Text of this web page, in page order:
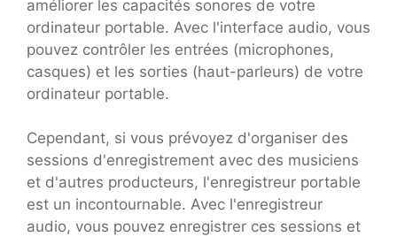
améliorer les capacités sonores de votre
ordinateur portable. Avec l'interface audio, vous
pouvez contrôler les entrées (microphones,
casques) et les sorties (haut-parleurs) de votre
ordinateur portable.
Cependant, si vous prévoyez d'organiser des
sessions d'enregistrement avec des musiciens
et d'autres producteurs, l'enregistreur portable
est un incontournable. Avec l'enregistreur
audio, vous pouvez enregistrer ces sessions et